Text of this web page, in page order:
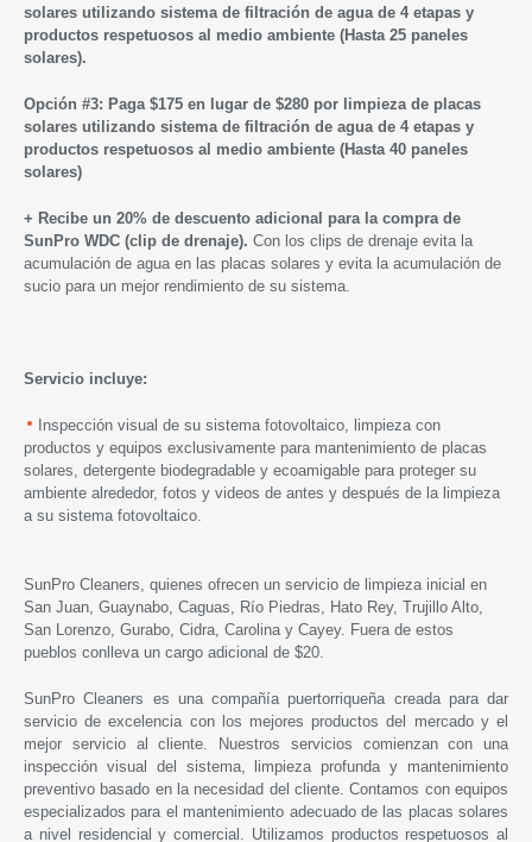
solares utilizando sistema de filtración de agua de 4 etapas y
productos respetuosos al medio ambiente (Hasta 25 paneles
solares).
Opción #3: Paga $175 en lugar de $280 por limpieza de placas
solares utilizando sistema de filtración de agua de 4 etapas y
productos respetuosos al medio ambiente (Hasta 40 paneles
solares)
+ Recibe un 20% de descuento adicional para la compra de
SunPro WDC (clip de drenaje). Con los clips de drenaje evita la
acumulación de agua en las placas solares y evita la acumulación de
sucio para un mejor rendimiento de su sistema.
Servicio incluye:
Inspección visual de su sistema fotovoltaico, limpieza con
productos y equipos exclusivamente para mantenimiento de placas
solares, detergente biodegradable y ecoamigable para proteger su
ambiente alrededor, fotos y videos de antes y después de la limpieza
a su sistema fotovoltaico.
SunPro Cleaners, quienes ofrecen un servicio de limpieza inicial en
San Juan, Guaynabo, Caguas, Río Piedras, Hato Rey, Trujillo Alto,
San Lorenzo, Gurabo, Cidra, Carolina y Cayey. Fuera de estos
pueblos conlleva un cargo adicional de $20.
SunPro Cleaners es una compañía puertorriqueña creada para dar
servicio de excelencia con los mejores productos del mercado y el
mejor servicio al cliente. Nuestros servicios comienzan con una
inspección visual del sistema, limpieza profunda y mantenimiento
preventivo basado en la necesidad del cliente. Contamos con equipos
especializados para el mantenimiento adecuado de las placas solares
a nivel residencial y comercial. Utilizamos productos respetuosos al